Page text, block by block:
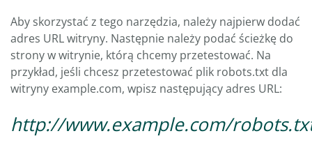
Aby skorzystać z tego narzędzia, należy najpierw dodać
adres URL witryny. Następnie należy podać ścieżkę do
strony w witrynie, którą chcemy przetestować. Na
przykład, jeśli chcesz przetestować plik robots.txt dla
witryny example.com, wpisz następujący adres URL:
http://www.example.com/